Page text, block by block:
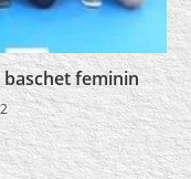
feminin